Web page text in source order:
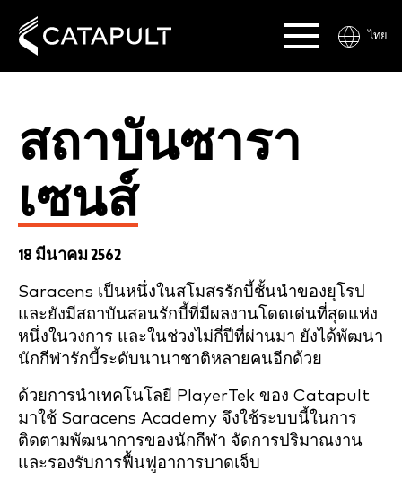
ไทย
สถาบันซารา
เซนส์
18 มีนาคม 2562
Saracens เป็นหนึ่งในสโมสรรักบี้ชั้นนำของยุโรป
และยังมีสถาบันสอนรักบี้ที่มีผลงานโดดเด่นที่สุดแห่ง
หนึ่งในวงการ และในช่วงไม่กี่ปีที่ผ่านมา ยังได้พัฒนา
นักกีฬารักบี้ระดับนานาชาติหลายคนอีกด้วย
ด้วยการนำเทคโนโลยี PlayerTek ของ Catapult
มาใช้ Saracens Academy จึงใช้ระบบนี้ในการ
ติดตามพัฒนาการของนักกีฬา จัดการปริมาณงาน
และรองรับการฟื้นฟูอาการบาดเจ็บ